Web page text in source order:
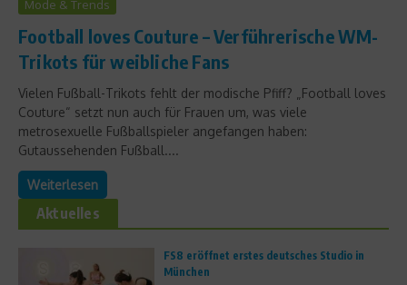
Mode & Trends
Football loves Couture – Verführerische WM-
Trikots für weibliche Fans
Vielen Fußball-Trikots fehlt der modische Pfiff? „Football loves
Couture“ setzt nun auch für Frauen um, was viele
metrosexuelle Fußballspieler angefangen haben:
Gutaussehenden Fußball....
Weiterlesen
Aktuelles
FS8 eröffnet erstes deutsches Studio in
München